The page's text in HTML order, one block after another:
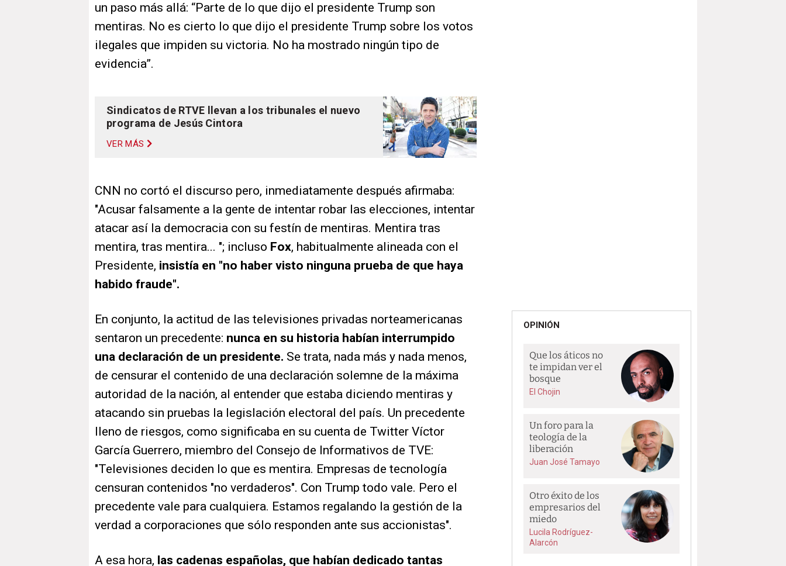
un paso más allá: “Parte de lo que dijo el presidente Trump son
mentiras. No es cierto lo que dijo el presidente Trump sobre los votos
ilegales que impiden su victoria. No ha mostrado ningún tipo de
evidencia”.
Sindicatos de RTVE llevan a los tribunales el nuevo
programa de Jesús Cintora
VER MÁS
CNN no cortó el discurso pero, inmediatamente después afirmaba:
"Acusar falsamente a la gente de intentar robar las elecciones, intentar
atacar así la democracia con su festín de mentiras. Mentira tras
mentira, tras mentira... "; incluso Fox, habitualmente alineada con el
Presidente, insistía en "no haber visto ninguna prueba de que haya
habido fraude".
En conjunto, la actitud de las televisiones privadas norteamericanas
sentaron un precedente: nunca en su historia habían interrumpido
una declaración de un presidente. Se trata, nada más y nada menos,
de censurar el contenido de una declaración solemne de la máxima
autoridad de la nación, al entender que estaba diciendo mentiras y
atacando sin pruebas la legislación electoral del país. Un precedente
lleno de riesgos, como significaba en su cuenta de Twitter Víctor
García Guerrero, miembro del Consejo de Informativos de TVE:
"Televisiones deciden lo que es mentira. Empresas de tecnología
censuran contenidos "no verdaderos". Con Trump todo vale. Pero el
precedente vale para cualquiera. Estamos regalando la gestión de la
verdad a corporaciones que sólo responden ante sus accionistas".
A esa hora, las cadenas españolas, que habían dedicado tantas
OPINIÓN
Que los áticos no
te impidan ver el
bosque
El Chojin
Un foro para la
teología de la
liberación
Juan José Tamayo
Otro éxito de los
empresarios del
miedo
Lucila Rodríguez-
Alarcón